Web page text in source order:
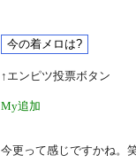
↑エンピツ投票ボタン
My追加
今更って感じですかね。